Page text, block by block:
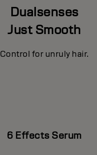
Dualsenses
Just Smooth
Control for unruly hair.
6 Effects Serum